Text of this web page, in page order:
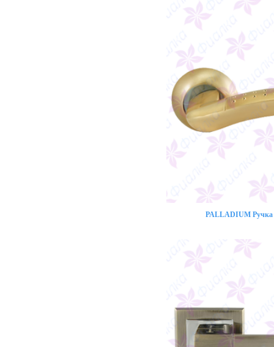
PALLADIUM Ручка